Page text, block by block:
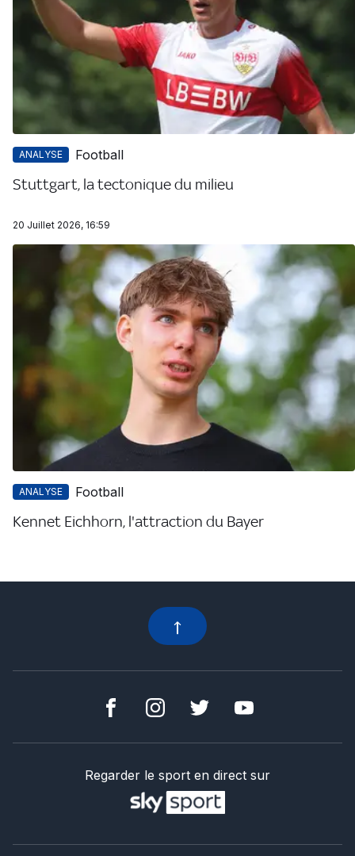
ANALYSE Football
Stuttgart, la tectonique du milieu
20 Juillet 2026, 16:59
ANALYSE Football
Kennet Eichhorn, l'attraction du Bayer
Regarder le sport en direct sur